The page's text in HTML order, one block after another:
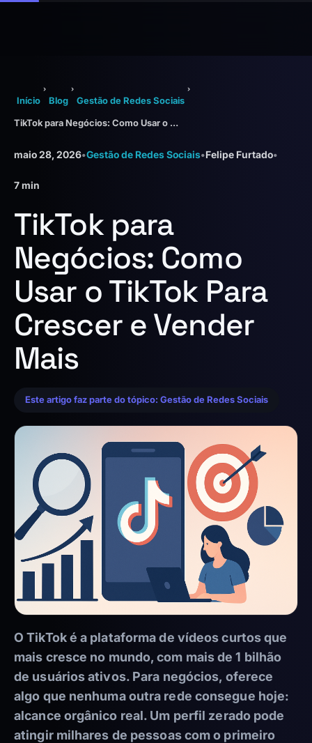
Início
›
Blog
›
Gestão de Redes Sociais
›
TikTok para Negócios: Como Usar o TikTok Para Crescer e Vender Mais
maio 28, 2026•Gestão de Redes Sociais•Felipe Furtado•
7 min
TikTok para
Negócios: Como
Usar o TikTok Para
Crescer e Vender
Mais
Este artigo faz parte do tópico: Gestão de Redes Sociais
O TikTok é a plataforma de vídeos curtos que
mais cresce no mundo, com mais de 1 bilhão
de usuários ativos. Para negócios, oferece
algo que nenhuma outra rede consegue hoje:
alcance orgânico real. Um perfil zerado pode
atingir milhares de pessoas com o primeiro